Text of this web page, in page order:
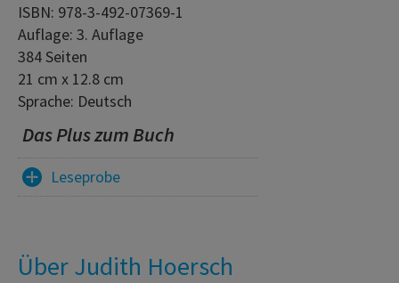
ISBN: 978-3-492-07369-1
Auflage: 3. Auflage
384 Seiten
21 cm x 12.8 cm
Sprache: Deutsch
Das Plus zum Buch
Leseprobe
Über Judith Hoersch